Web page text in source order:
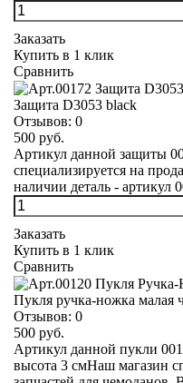
Заказать
Купить в 1 клик
Сравнить
Защита D3053 black
Отзывов: 0
500 руб.
Артикул данной защиты
специализируется на
наличии деталь - артикул
Заказать
Купить в 1 клик
Сравнить
Пукля ручка-ножка малая
Отзывов: 0
500 руб.
Артикул данной пукли
высота 3 смНаш магазин